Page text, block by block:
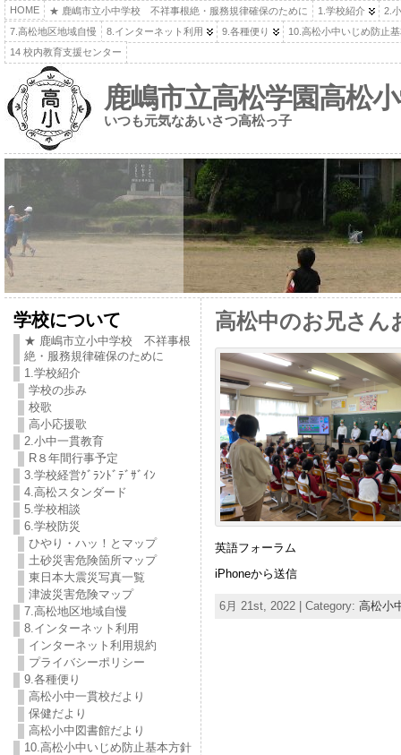
HOME ★ 鹿嶋市立小中学校 不祥事根絶・服務規律確保のために 1.学校紹介
2.
7.高松地区地域自慢
8.インターネット利用 9.各種便り
10.高松小中いじめ防止
14 校内教育支援センター
鹿嶋市立高松学園高松
いつも元気なあいさつ高松っ子
学校について
★ 鹿嶋市立小中学校 不祥事根
絶・服務規律確保のために
1.学校紹介
学校の歩み
校歌
高小応援歌
2.小中一貫教育
R８年間行事予定
3.学校経営ｸﾞﾗﾝﾄﾞﾃﾞｻﾞｲﾝ
4.高松スタンダード
5.学校相談
6.学校防災
ひやり・ハッ！とマップ
土砂災害危険箇所マップ
東日本大震災写真一覧
津波災害危険マップ
7.高松地区地域自慢
8.インターネット利用
インターネット利用規約
プライバシーポリシー
9.各種便り
高松小中一貫校だより
保健だより
高松小中図書館だより
10.高松小中いじめ防止基本方針
高松中のお兄さん
英語フォーラム
iPhoneから送信
6月 21st, 2022 | Category: 高松小